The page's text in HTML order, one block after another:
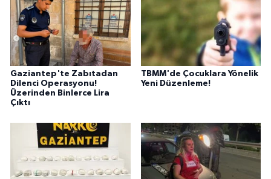
Gaziantep'te Zabıtadan
Dilenci Operasyonu!
Üzerinden Binlerce Lira
Çıktı
TBMM'de Çocuklara Yönelik
Yeni Düzenleme!